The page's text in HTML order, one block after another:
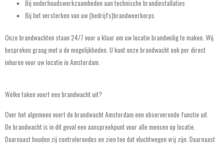
Bij onderhoudswerkzaamheden aan technische brandinstallaties
Bij het versterken van uw (bedrijfs)brandweerkorps
Onze brandwachten staan 24/7 voor u klaar om uw locatie brandveilig te maken. Wij
bespreken graag met u de mogelijkheden. U kunt onze brandwacht ook per direct
inhuren voor uw locatie in Amsterdam.
Welke taken voert een brandwacht uit?
Over het algemeen voert de brandwacht Amsterdam een observerende functie uit.
De brandwacht is in dit geval een aanspreekpunt voor alle mensen op locatie.
Daarnaast houden zij controlerondes en zien toe dat vluchtwegen vrij zijn. Daarnaast